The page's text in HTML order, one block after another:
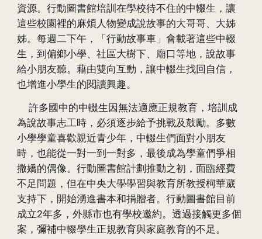
資源。行動圖書館培訓在學校待不住的中輟生，讓
這些校園裡的麻煩人物變成說故事的大哥哥、大姊
姊。每週二下午，「行動故事車」會載著這些中輟
生，到偏鄉小學、社區大樹下、廟口等地，說故事
給小朋友聽。藉由雙向互動，讓中輟生找回自信，
也增進小學生的閱讀興趣。
許多國中的中輟生因無法適應正規教育，培訓成
為說故事志工時，必須逐步給予挑戰及鼓勵。多數
小學學童喜歡親近青少年，中輟生們面對小朋友
時，也能從一對一到一對多，最後成為學童們爭相
撒嬌的偶像。行動圖書館計劃推動之初，面臨經費
不足問題，但在中央大學學習與教育所教授柯華葳
支持下，開始湧進書本和捐贈者。行動圖書館目前
成立2年多，外縣市也有學校邀約。透過接觸更多個
案，彌補中輟學生正規教育與家庭教育的不足。